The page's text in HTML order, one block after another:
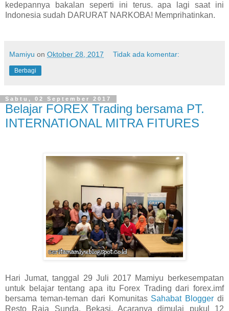
kedepannya bakalan seperti ini terus. apa lagi saat ini
Indonesia sudah DARURAT NARKOBA! Memprihatinkan.
Mamiyu on Oktober 28, 2017 Tidak ada komentar:
Berbagi
Sabtu, 02 September 2017
Belajar FOREX Trading bersama PT.
INTERNATIONAL MITRA FITURES
Hari Jumat, tanggal 29 Juli 2017 Mamiyu berkesempatan
untuk belajar tentang apa itu Forex Trading dari forex.imf
bersama teman-teman dari Komunitas Sahabat Blogger di
Resto Raja Sunda, Bekasi. Acaranya dimulai pukul 12